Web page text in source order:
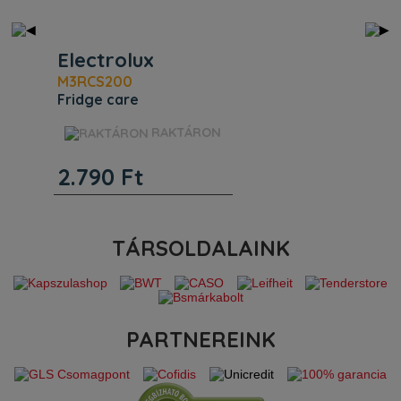
típusban nem biztos, hogy megtalálható a megtekintett funkció!
Electrolux
M3RCS200
fridge care
spray
Termékkód (PNC) 902 979
942. ProductTitle Fridge
9029799427.
RAKTÁRON
2.790 Ft
TÁRSOLDALAINK
PARTNEREINK